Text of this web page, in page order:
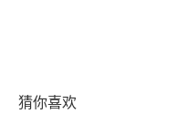
猜你喜欢